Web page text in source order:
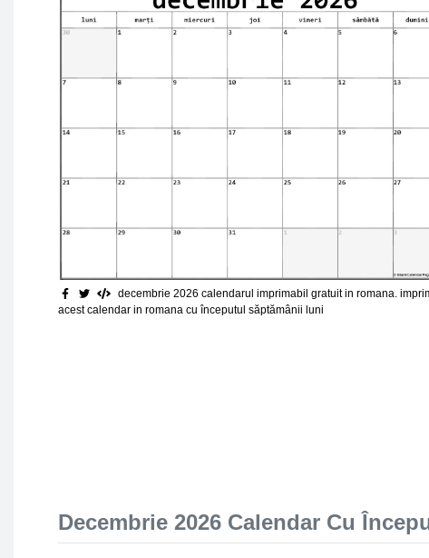
decembrie 2026 calendarul imprimabil gratuit in romana.
acest calendar in romana cu începutul săptămânii luni
Decembrie 2026 Calendar Cu